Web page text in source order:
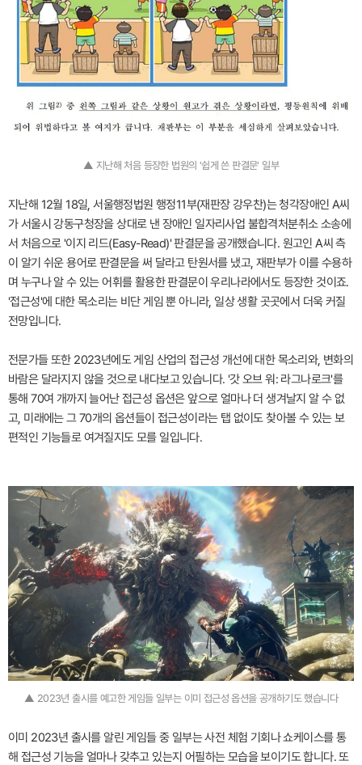
▲ 지난해 처음 등장한 법원의 '쉽게 쓴 판결문' 일부
지난해 12월 18일, 서울행정법원 행정11부(재판장 강우찬)는 청각장애인 A씨
가 서울시 강동구청장을 상대로 낸 장애인 일자리사업 불합격처분취소 소송에
서 처음으로 '이지 리드(Easy-Read)' 판결문을 공개했습니다. 원고인 A씨 측
이 알기 쉬운 용어로 판결문을 써 달라고 탄원서를 냈고, 재판부가 이를 수용하
며 누구나 알 수 있는 어휘를 활용한 판결문이 우리나라에서도 등장한 것이죠.
'접근성'에 대한 목소리는 비단 게임 뿐 아니라, 일상 생활 곳곳에서 더욱 커질
전망입니다.
전문가들 또한 2023년에도 게임 산업의 접근성 개선에 대한 목소리와, 변화의
바람은 달라지지 않을 것으로 내다보고 있습니다. '갓 오브 워: 라그나로크'를
통해 70여 개까지 늘어난 접근성 옵션은 앞으로 얼마나 더 생겨날지 알 수 없
고, 미래에는 그 70개의 옵션들이 접근성이라는 탭 없이도 찾아볼 수 있는 보
편적인 기능들로 여겨질지도 모를 일입니다.
▲ 2023년 출시를 예고한 게임들 일부는 이미 접근성 옵션을 공개하기도 했습니다
이미 2023년 출시를 알린 게임들 중 일부는 사전 체험 기회나 쇼케이스를 통
해 접근성 기능을 얼마나 갖추고 있는지 어필하는 모습을 보이기도 합니다. 또